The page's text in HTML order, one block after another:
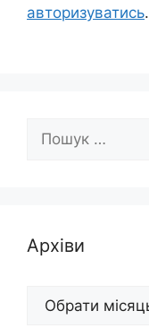
авторизуватись.
Пошук:
Архіви
Архіви